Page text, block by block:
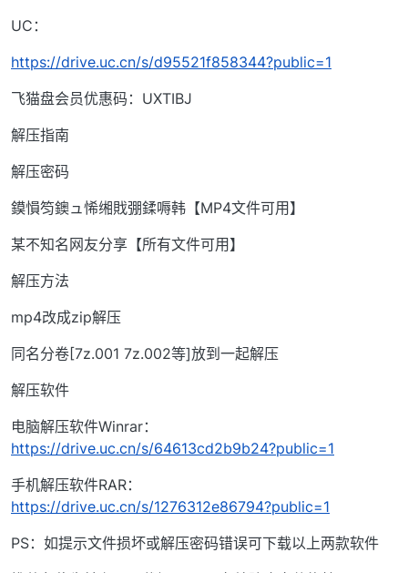
UC：
https://drive.uc.cn/s/d95521f858344?public=1
飞猫盘会员优惠码：UXTIBJ
解压指南
解压密码
鏌愪笉鐭ュ悕缃戝弸鍒嗕韩【MP4文件可用】
某不知名网友分享【所有文件可用】
解压方法
mp4改成zip解压
同名分卷[7z.001 7z.002等]放到一起解压
解压软件
电脑解压软件Winrar：
https://drive.uc.cn/s/64613cd2b9b24?public=1
手机解压软件RAR：
https://drive.uc.cn/s/1276312e86794?public=1
PS：如提示文件损坏或解压密码错误可下载以上两款软件